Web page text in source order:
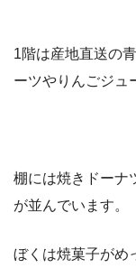
1階は産地直送の
ーツやりんごジュ
棚には焼きドーナ
が並んでいます。
ぼくは焼菓子がめ